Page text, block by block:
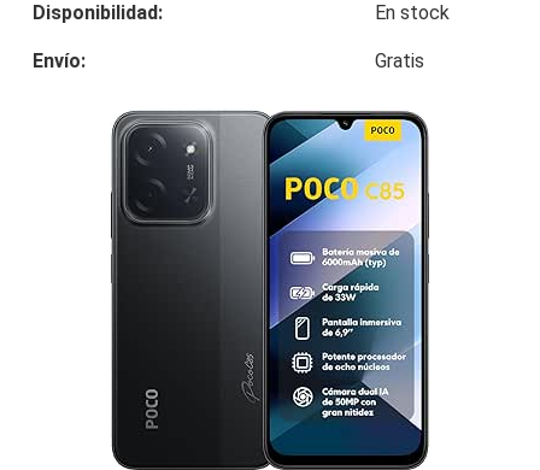
Disponibilidad: En stock
Envío: Gratis